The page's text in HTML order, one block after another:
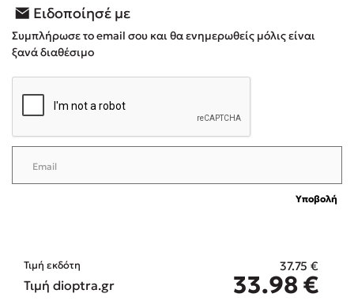
Ένας γίγαντας στο σχολείο
Δανάη Δεληγεώργη
Πάνω, κάτω, μπροστά, πίσω
Η μέθοδος Αφήστε τους
Ειδοποίησέ με
Συμπλήρωσε το email σου και θα ενημερωθείς μόλις είναι
ξανά διαθέσιμο
Υποβολή
Τιμή εκδότη 37.75 €
Τιμή dioptra.gr 33.98€